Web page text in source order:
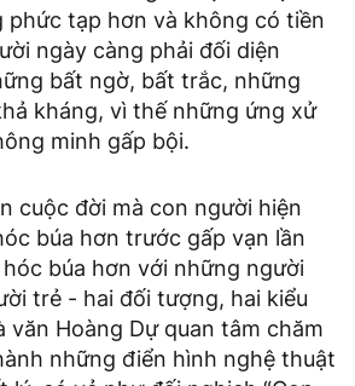
phức tạp hơn và không có tiền
ngày càng phải đối diện
bất ngờ, bất trắc, những
kháng, vì thế những ứng xử
minh gấp bội.
cuộc đời mà con người hiện
búa hơn trước gấp vạn lần
búa hơn với những người
trẻ - hai đối tượng, hai kiểu
văn Hoàng Dự quan tâm chăm
những điển hình nghệ thuật